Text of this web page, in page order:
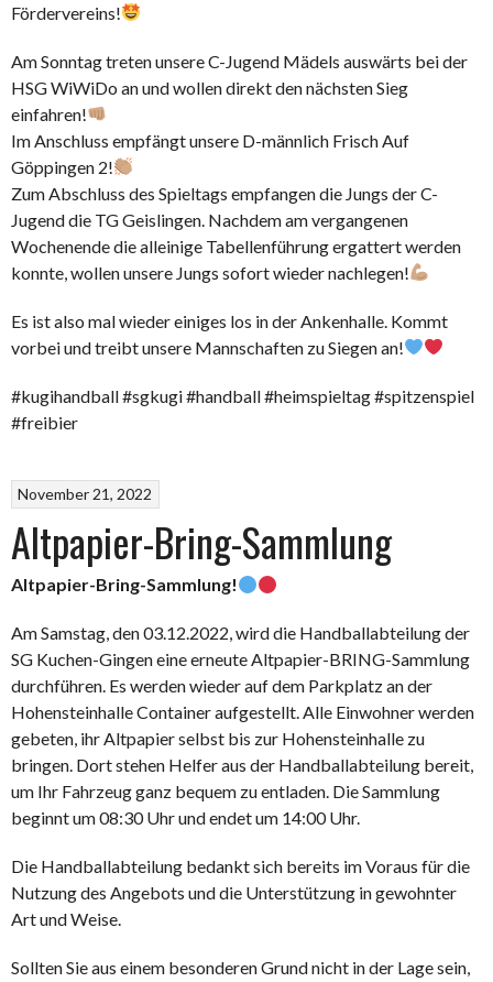
Fördervereins!
Am Sonntag treten unsere C-Jugend Mädels auswärts bei der
HSG WiWiDo an und wollen direkt den nächsten Sieg
einfahren!
Im Anschluss empfängt unsere D-männlich Frisch Auf
Göppingen 2!
Zum Abschluss des Spieltags empfangen die Jungs der C-
Jugend die TG Geislingen. Nachdem am vergangenen
Wochenende die alleinige Tabellenführung ergattert werden
konnte, wollen unsere Jungs sofort wieder nachlegen!
Es ist also mal wieder einiges los in der Ankenhalle. Kommt
vorbei und treibt unsere Mannschaften zu Siegen an!
#kugihandball #sgkugi #handball #heimspieltag #spitzenspiel
#freibier
November 21, 2022
Altpapier-Bring-Sammlung
Altpapier-Bring-Sammlung!
Am Samstag, den 03.12.2022, wird die Handballabteilung der
SG Kuchen-Gingen eine erneute Altpapier-BRING-Sammlung
durchführen. Es werden wieder auf dem Parkplatz an der
Hohensteinhalle Container aufgestellt. Alle Einwohner werden
gebeten, ihr Altpapier selbst bis zur Hohensteinhalle zu
bringen. Dort stehen Helfer aus der Handballabteilung bereit,
um Ihr Fahrzeug ganz bequem zu entladen. Die Sammlung
beginnt um 08:30 Uhr und endet um 14:00 Uhr.
Die Handballabteilung bedankt sich bereits im Voraus für die
Nutzung des Angebots und die Unterstützung in gewohnter
Art und Weise.
Sollten Sie aus einem besonderen Grund nicht in der Lage sein,